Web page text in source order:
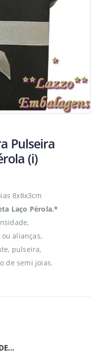
Pulseira
(i)
8x8x3cm
Laço Pérola.*
alianças,
pulseira,
de semi joias.